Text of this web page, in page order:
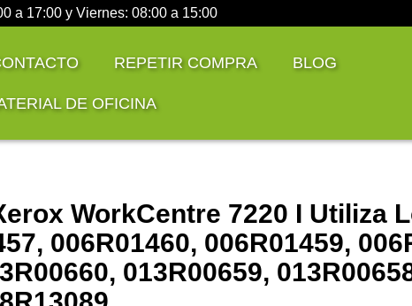
a 17:00 y Viernes: 08:00 a 15:00
REPETIR COMPRA BLOG
DE OFICINA
WorkCentre 7220 I Utiliza
006R01460, 006R01459,
013R00659,